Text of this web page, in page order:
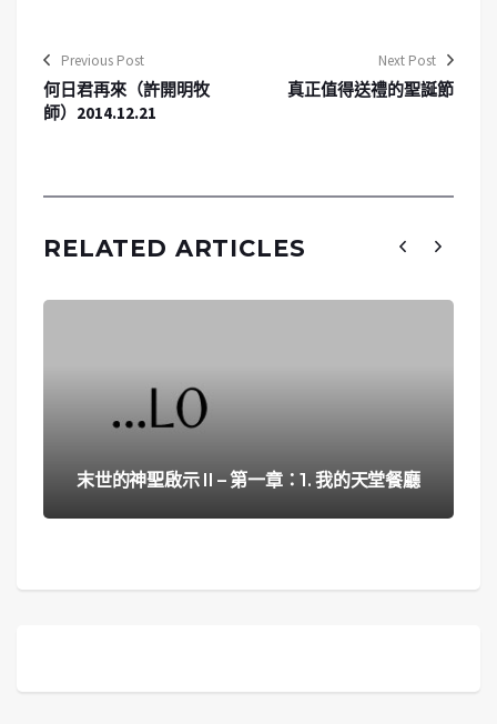
Previous Post
何日君再來（許開明牧
師）2014.12.21
Next Post
真正值得送禮的聖誕節
RELATED ARTICLES
末世的神聖啟示 II – 第一章：1. 我的天堂餐廳